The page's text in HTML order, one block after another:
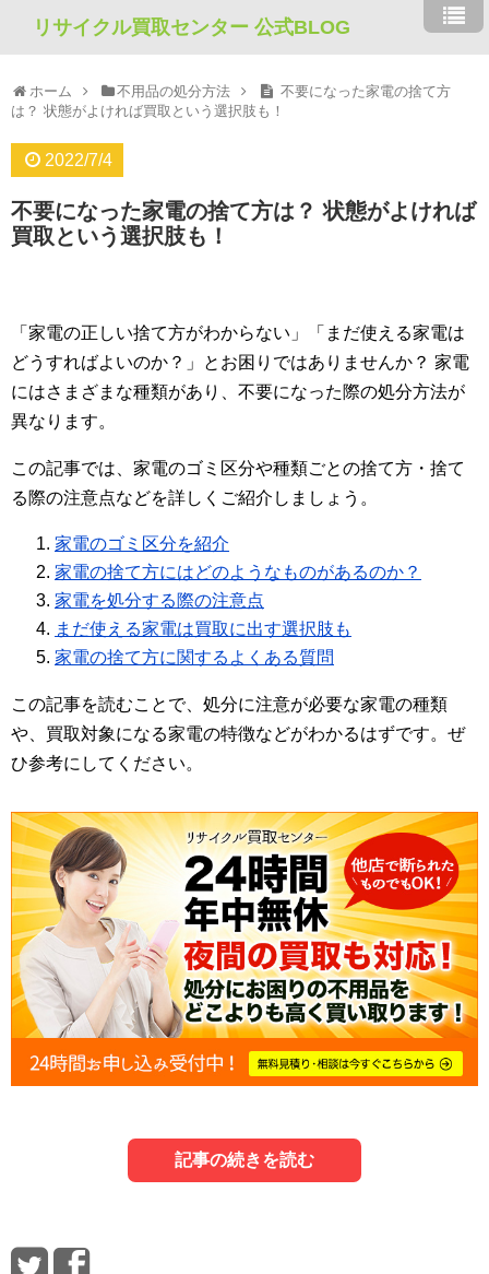
リサイクル買取センター 公式BLOG
ホーム 不用品の処分方法
不要になった家電の捨て方
は？ 状態がよければ買取という選択肢も！
2022/7/4
不要になった家電の捨て方は？ 状態がよければ
買取という選択肢も！
「家電の正しい捨て方がわからない」「まだ使える家電は
どうすればよいのか？」とお困りではありませんか？ 家電
にはさまざまな種類があり、不要になった際の処分方法が
異なります。
この記事では、家電のゴミ区分や種類ごとの捨て方・捨て
る際の注意点などを詳しくご紹介しましょう。
家電のゴミ区分を紹介
家電の捨て方にはどのようなものがあるのか？
家電を処分する際の注意点
まだ使える家電は買取に出す選択肢も
家電の捨て方に関するよくある質問
この記事を読むことで、処分に注意が必要な家電の種類
や、買取対象になる家電の特徴などがわかるはずです。ぜ
ひ参考にしてください。
記事の続きを読む